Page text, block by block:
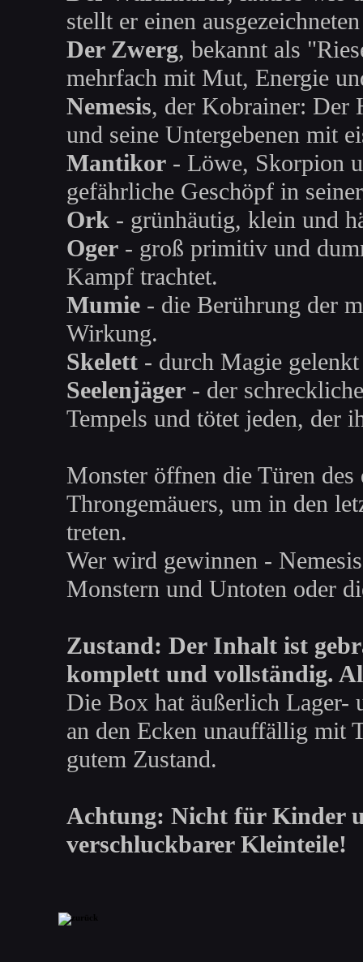
stellt er einen
Der Zwerg, bekannt als
mehrfach mit Mut, Energie
Nemesis, der Kobrainer: Der
und seine Untergebenen mit
Mantikor- Löwe, Skorpion
gefährliche Geschöpf in
Ork- grünhäutig, klein und
Oger- groß primitiv und
Kampf trachtet.
Mumie- die Berührung der
Wirkung.
Skelett- durch Magie
Seelenjäger- der
Tempels und tötet jeden, der
Monster öffnen die Türen
Throngemäuers, um in den
treten.
Wer wird gewinnen -
Monstern und Untoten oder
Zustand: Der Inhalt ist
komplett und vollständig.
Die Box hat äußerlich Lager-
an den Ecken unauffällig mit
gutem Zustand.
Achtung: Nicht für Kinder
verschluckbarer Kleinteile!